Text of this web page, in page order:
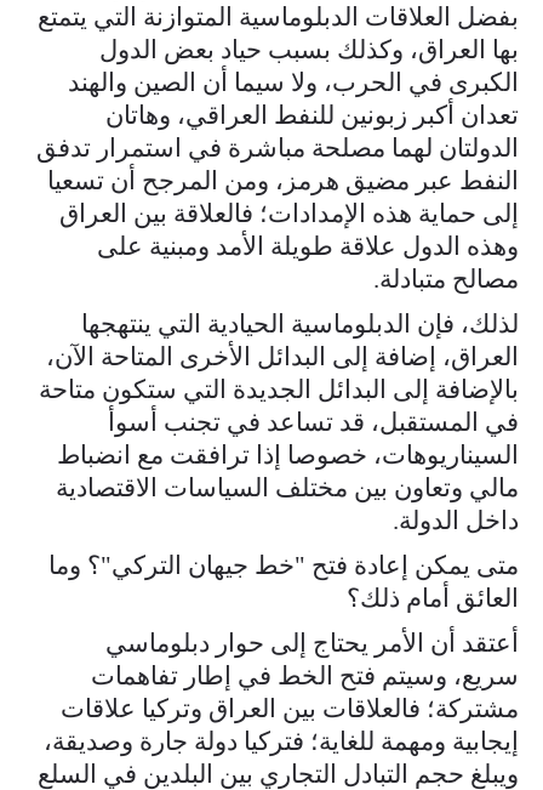
بفضل العلاقات الدبلوماسية المتوازنة التي يتمتع
بها العراق، وكذلك بسبب حياد بعض الدول
الكبرى في الحرب، ولا سيما أن الصين والهند
تعدان أكبر زبونين للنفط العراقي، وهاتان
الدولتان لهما مصلحة مباشرة في استمرار تدفق
النفط عبر مضيق هرمز، ومن المرجح أن تسعيا
إلى حماية هذه الإمدادات؛ فالعلاقة بين العراق
وهذه الدول علاقة طويلة الأمد ومبنية على
مصالح متبادلة.
لذلك، فإن الدبلوماسية الحيادية التي ينتهجها
العراق، إضافة إلى البدائل الأخرى المتاحة الآن،
بالإضافة إلى البدائل الجديدة التي ستكون متاحة
في المستقبل، قد تساعد في تجنب أسوأ
السيناريوهات، خصوصا إذا ترافقت مع انضباط
مالي وتعاون بين مختلف السياسات الاقتصادية
داخل الدولة.
متى يمكن إعادة فتح "خط جيهان التركي"؟ وما
العائق أمام ذلك؟
أعتقد أن الأمر يحتاج إلى حوار دبلوماسي
سريع، وسيتم فتح الخط في إطار تفاهمات
مشتركة؛ فالعلاقات بين العراق وتركيا علاقات
إيجابية ومهمة للغاية؛ فتركيا دولة جارة وصديقة،
ويبلغ حجم التبادل التجاري بين البلدين في السلع